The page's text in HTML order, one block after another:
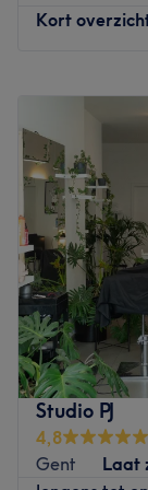
Kort
Woensdag
Donderdag
Vrijdag
Zaterdag
Zondag
P by Rodrigues
vintage
Portugese
Zwitserland in
heeft ze
producten en
tijdens het
en staat er
Studio PJ
4,8
Gent
Laat